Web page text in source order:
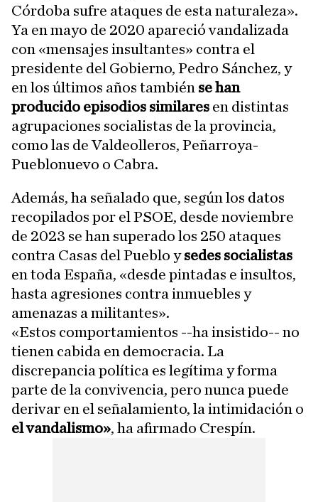
Córdoba sufre ataques de esta naturaleza».
Ya en mayo de 2020 apareció vandalizada
con «mensajes insultantes» contra el
presidente del Gobierno, Pedro Sánchez, y
en los últimos años también se han
producido episodios similares en distintas
agrupaciones socialistas de la provincia,
como las de Valdeolleros, Peñarroya-
Pueblonuevo o Cabra.
Además, ha señalado que, según los datos
recopilados por el PSOE, desde noviembre
de 2023 se han superado los 250 ataques
contra Casas del Pueblo ysedes socialistas
en toda España, «desde pintadas e insultos,
hasta agresiones contra inmuebles y
amenazas a militantes».
«Estos comportamientos --ha insistido-- no
tienen cabida en democracia. La
discrepancia política es legítima y forma
parte de la convivencia, pero nunca puede
derivar en el señalamiento, la intimidación o
el vandalismo», ha afirmado Crespín.